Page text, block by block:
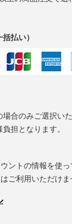
払い）
合のみご選択いた
担となります。
ントの情報を使っ
ご利用いただけま